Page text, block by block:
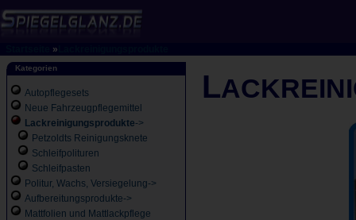
»
Kategorien
Autopflegesets
Neue Fahrzeugpflegemittel
Lackreinigungsprodukte->
Petzoldts Reinigungsknete
Schleifpolituren
Schleifpasten
Politur, Wachs, Versiegelung->
Aufbereitungsprodukte->
Mattfolien und Mattlackpflege
L